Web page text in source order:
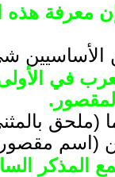
معرفة هذه
في
(ملحق
(اسم
المذكر